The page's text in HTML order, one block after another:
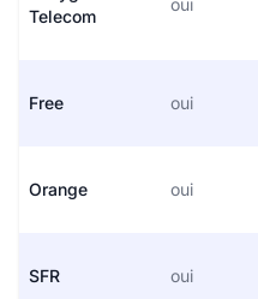
Telecom
oui
Free oui
Orange oui
SFR oui